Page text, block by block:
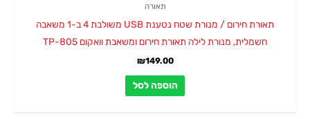
תאורה
תאורת חירום / מנורת שטח נטענת USB משולבת 4 ב-1 משאבה
חשמלית, מנורת לילה תאורת חירום ומשאבת וואקום TP-805
₪149.00
הוספה לסל